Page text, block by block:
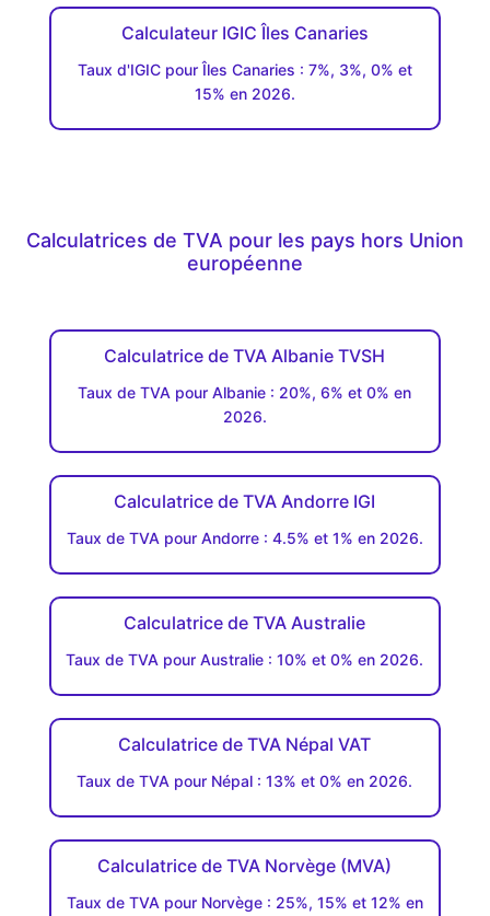
Calculateur IGIC Îles Canaries
Taux d'IGIC pour Îles Canaries : 7%, 3%, 0% et
15% en 2026.
Calculatrices de TVA pour les pays hors Union
européenne
Calculatrice de TVA Albanie TVSH
Taux de TVA pour Albanie : 20%, 6% et 0% en
2026.
Calculatrice de TVA Andorre IGI
Taux de TVA pour Andorre : 4.5% et 1% en 2026.
Calculatrice de TVA Australie
Taux de TVA pour Australie : 10% et 0% en 2026.
Calculatrice de TVA Népal VAT
Taux de TVA pour Népal : 13% et 0% en 2026.
Calculatrice de TVA Norvège (MVA)
Taux de TVA pour Norvège : 25%, 15% et 12% en